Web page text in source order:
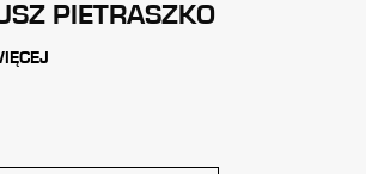
KUŹNIECOW
WIĘCEJ